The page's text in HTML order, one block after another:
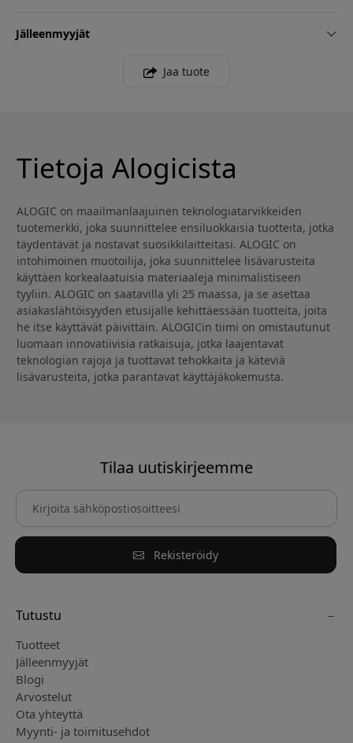
Jälleenmyyjät
Jaa tuote
Tietoja Alogicista
ALOGIC on maailmanlaajuinen teknologiatarvikkeiden
tuotemerkki, joka suunnittelee ensiluokkaisia tuotteita, jotka
täydentävät ja nostavat suosikkilaitteitasi. ALOGIC on
intohimoinen muotoilija, joka suunnittelee lisävarusteita
käyttäen korkealaatuisia materiaaleja minimalistiseen
tyyliin. ALOGIC on saatavilla yli 25 maassa, ja se asettaa
asiakaslähtöisyyden etusijalle kehittäessään tuotteita, joita
he itse käyttävät päivittäin. ALOGICin tiimi on omistautunut
luomaan innovatiivisia ratkaisuja, jotka laajentavat
teknologian rajoja ja tuottavat tehokkaita ja käteviä
lisävarusteita, jotka parantavat käyttäjäkokemusta.
Tilaa uutiskirjeemme
Rekisteröidy
Tutustu
Tuotteet
Jälleenmyyjät
Blogi
Arvostelut
Ota yhteyttä
Myynti- ja toimitusehdot